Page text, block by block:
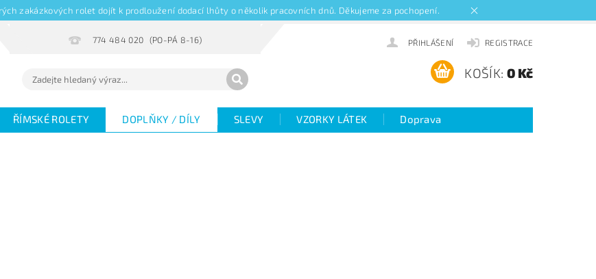
zakázkových rolet dojít k prodloužení dodací lhůty o několik pracovních dnů. Děkujeme za pochopení.
774 484 020 PŘIHLÁŠENÍ REGISTRACE
KOŠÍK: 0 Kč
ŘÍMSKÉ ROLETY DOPLŇKY / DÍLY SLEVY VZORKY LÁTEK Doprava